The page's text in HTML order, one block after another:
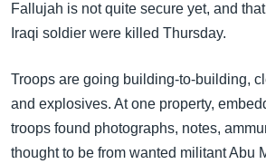
စာမျက်နှာ
ကြည့်
ရန်
ရှာဖွေ
ရန်
ဗွီအိုအေ လူမှုကွန်ယက်များ
ဘာသာစကားများ
Fallujah is not quite secure yet, and
Iraqi soldier were killed Thursday.
Troops are going building-to-building,
and explosives. At one property,
troops found photographs, notes,
thought to be from wanted militant Abu